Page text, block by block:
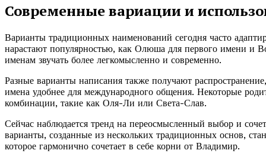
Современные вариации и
Варианты традиционных наименований сегодня часто
нарастают популярностью, как Олюша для первого имени и
именам звучать более легкомысленно и современно.
Разные варианты написания также получают
имена удобнее для международного общения. Некоторые
комбинации, такие как Оля-Ли или Света-Слав.
Сейчас наблюдается тренд на переосмысленный выбор и
варианты, созданные из нескольких традиционных основ,
которое гармонично сочетает в себе корни от Владимир.